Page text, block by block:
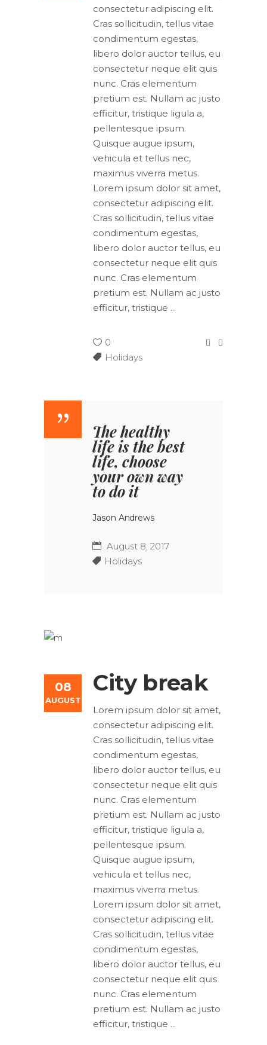
consectetur adipiscing elit.
Cras sollicitudin, tellus vitae
condimentum egestas,
libero dolor auctor tellus, eu
consectetur neque elit quis
nunc. Cras elementum
pretium est. Nullam ac justo
efficitur, tristique ligula a,
pellentesque ipsum.
Quisque augue ipsum,
vehicula et tellus nec,
maximus viverra metus.
Lorem ipsum dolor sit amet,
consectetur adipiscing elit.
Cras sollicitudin, tellus vitae
condimentum egestas,
libero dolor auctor tellus, eu
consectetur neque elit quis
nunc. Cras elementum
pretium est. Nullam ac justo
efficitur, tristique
0
Holidays
The healthy
life is the best
life, choose
your own way
to do it
Jason Andrews
August 8, 2017
Holidays
08
AUGUST
City break
Lorem ipsum dolor sit amet,
consectetur adipiscing elit.
Cras sollicitudin, tellus vitae
condimentum egestas,
libero dolor auctor tellus, eu
consectetur neque elit quis
nunc. Cras elementum
pretium est. Nullam ac justo
efficitur, tristique ligula a,
pellentesque ipsum.
Quisque augue ipsum,
vehicula et tellus nec,
maximus viverra metus.
Lorem ipsum dolor sit amet,
consectetur adipiscing elit.
Cras sollicitudin, tellus vitae
condimentum egestas,
libero dolor auctor tellus, eu
consectetur neque elit quis
nunc. Cras elementum
pretium est. Nullam ac justo
efficitur, tristique